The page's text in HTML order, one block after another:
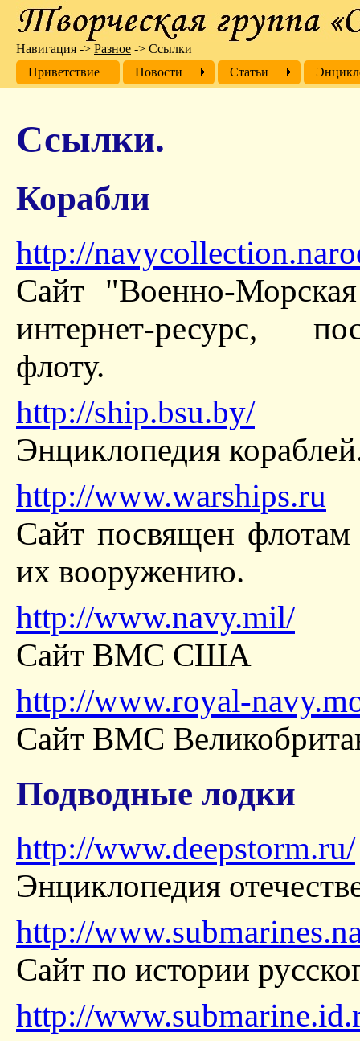
Ссылки.
Корабли
http://
Сайт "Военно-
интернет-ресурс,
флоту.
http://ship.bsu.by/
Энциклопедия
http://www.warships.ru
Сайт посвящен
их вооружению.
http://www.navy.mil/
Сайт ВМС США
http://www.royal-
Сайт ВМС
Подводные лодки
http://www.deepstorm.ru/
Энциклопедия
http://
Сайт по истории
http://
Навигация -> Разное -> Ссылки
Приветствие
Новости Cтатьи